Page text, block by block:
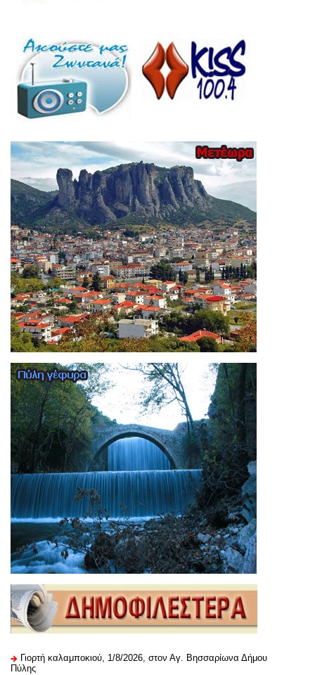
Γιορτή καλαμποκιού, 1/8/2026, στον Αγ. Βησσαρίωνα Δήμου
Πύλης